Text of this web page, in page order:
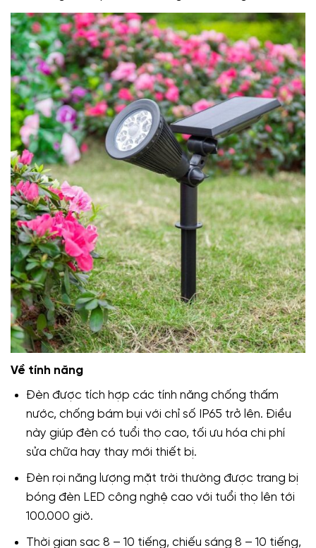
Về tính năng
Đèn được tích hợp các tính năng chống thấm
nước, chống bám bụi với chỉ số IP65 trở lên. Điều
này giúp đèn có tuổi thọ cao, tối ưu hóa chi phí
sửa chữa hay thay mới thiết bị.
Đèn rọi năng lượng mặt trời thường được trang bị
bóng đèn LED công nghệ cao với tuổi thọ lên tới
100.000 giờ.
Thời gian sạc 8 – 10 tiếng, chiếu sáng 8 – 10 tiếng,